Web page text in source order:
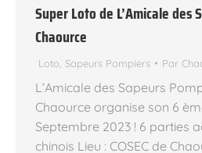
Super Loto de L’Amicale des
Chaource
Loto Sapeurs Pompiers Par
L’Amicale des Sapeurs
Chaource organise son 6
Septembre 2023 ! 6 parties
chinois Lieu : COSEC de